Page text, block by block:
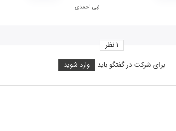
نبی احمدی
برای شرکت در گفتگو باید وارد شوید
۱نظر